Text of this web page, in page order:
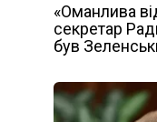
«Оманлива
секретар
був